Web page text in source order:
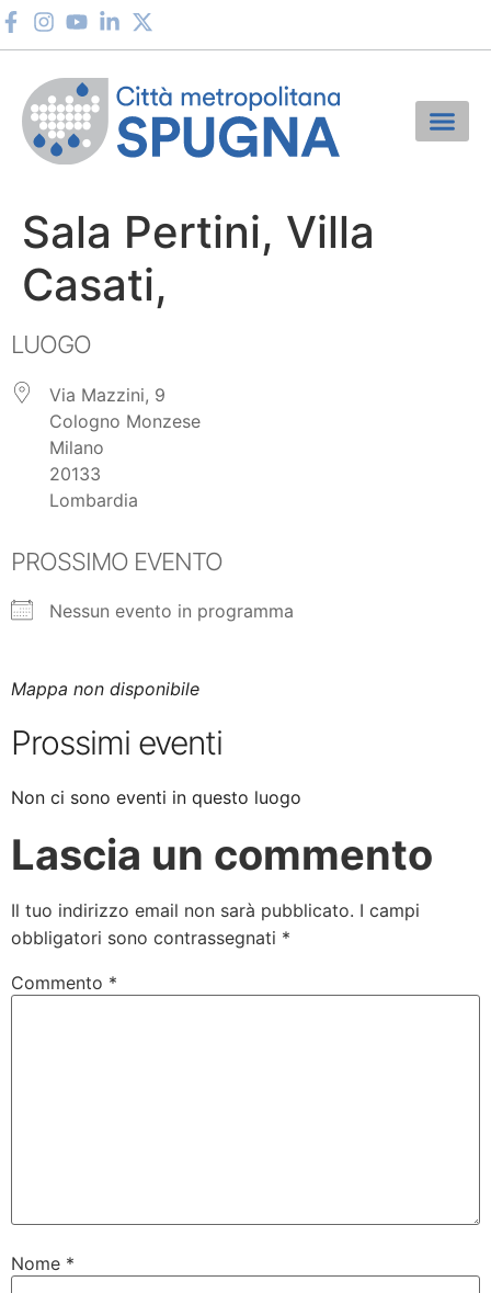
Sala Pertini, Villa
Casati,
LUOGO
Via Mazzini, 9
Cologno Monzese
Milano
20133
Lombardia
PROSSIMO EVENTO
Nessun evento in programma
Mappa non disponibile
Prossimi eventi
Non ci sono eventi in questo luogo
Lascia un commento
Il tuo indirizzo email non sarà pubblicato. I campi
obbligatori sono contrassegnati *
Commento *
Nome *